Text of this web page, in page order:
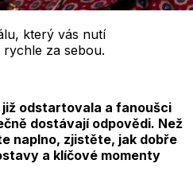
který vás nutí
za sebou.
odstartovala a fanoušci
dostávají odpovědi. Než
naplno, zjistěte, jak dobře
a klíčové momenty